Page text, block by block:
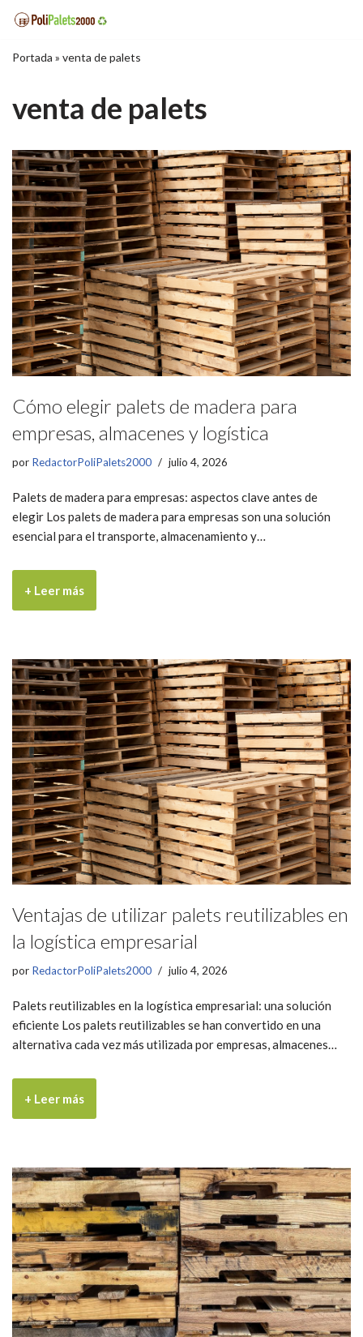
al
Portada » venta de palets
venta de palets
Cómo elegir palets de madera para
empresas, almacenes y logística
por RedactorPoliPalets2000 julio 4, 2026
Palets de madera para empresas: aspectos clave antes de
elegir Los palets de madera para empresas son una solución
esencial para el transporte, almacenamiento y…
+ Leer más
Ventajas de utilizar palets reutilizables en
la logística empresarial
por RedactorPoliPalets2000 julio 4, 2026
Palets reutilizables en la logística empresarial: una solución
eficiente Los palets reutilizables se han convertido en una
alternativa cada vez más utilizada por empresas, almacenes…
+ Leer más